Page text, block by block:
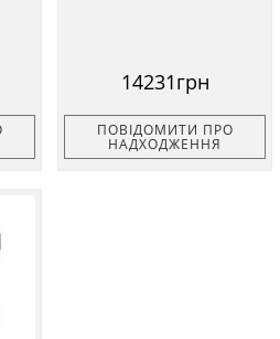
14231грн
ПОВІДОМИТИ ПРО
НАДХОДЖЕННЯ